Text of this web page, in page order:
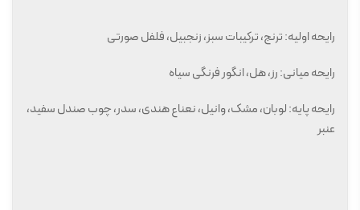
رایحه اولیه: ترنج، ترکیبات سبز، زنجبیل، فلفل صورتی
رایحه میانی: رز، هل، انگور فرنگی سیاه
رایحه پایه: لوبان، مشک، وانیل، نعناع هندی، سدر، چوب صندل سفید،
عنبر